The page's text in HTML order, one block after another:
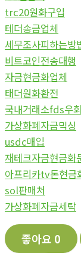
trc20원화구입
테더송금업체
세무조사피하는방
비트코인전송대행
자금현금화업체
태더원화환전
국내거래소fds우
가상화폐자금믹싱
usdc매입
재테크자금현금화
아프리카tv돈현금
sol판매처
가상화폐자금세탁
좋아요 0